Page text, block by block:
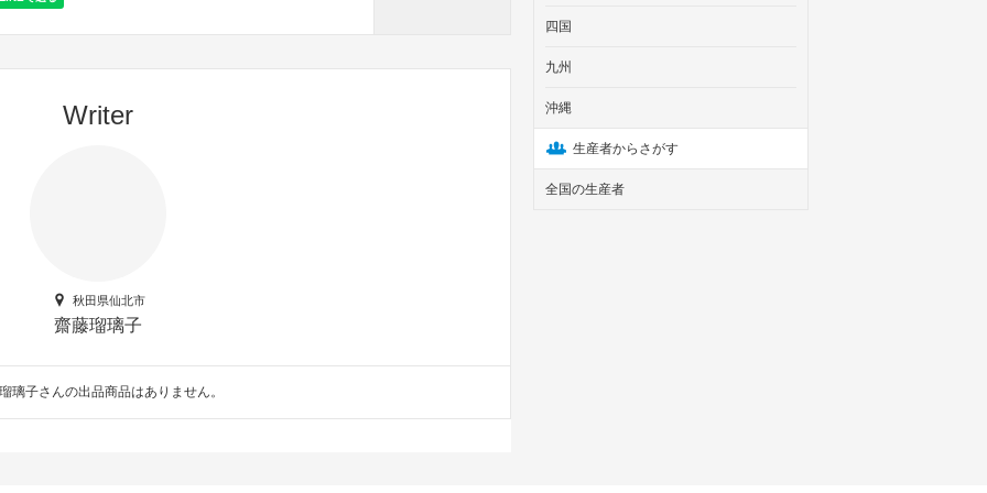
Writer
秋田県仙北市
齋藤瑠璃子
璃子さんの出品商品はありません。
四国
九州
沖縄
生産者からさがす
全国の生産者